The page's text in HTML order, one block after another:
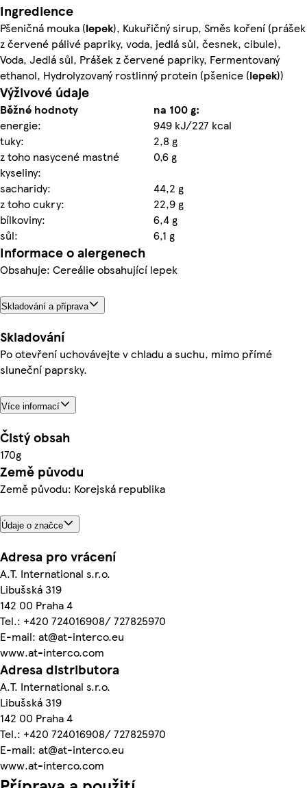
Ingredience
Pšeničná mouka (lepek), Kukuřičný sirup, Směs koření (prášek
z červené pálivé papriky, voda, jedlá sůl, česnek, cibule),
Voda, Jedlá sůl, Prášek z červené papriky, Fermentovaný
ethanol, Hydrolyzovaný rostlinný protein (pšenice (lepek))
Výživové údaje
Běžné hodnoty
na 100 g:
energie:
949 kJ/227 kcal
tuky:
2,8 g
z toho nasycené mastné
kyseliny:
0,6 g
sacharidy:
44,2 g
z toho cukry:
22,9 g
bílkoviny:
6,4 g
sůl:
6,1 g
Informace o alergenech
Obsahuje: Cereálie obsahující lepek
Skladování a příprava
Skladování
Po otevření uchovávejte v chladu a suchu, mimo přímé
sluneční paprsky.
Více informací
Čistý obsah
170g
Země původu
Země původu: Korejská republika
Údaje o značce
Adresa pro vrácení
A.T. International s.r.o.
Libušská 319
142 00 Praha 4
Tel.: +420 724016908/ 727825970
E-mail: at@at-interco.eu
www.at-interco.com
Adresa distributora
A.T. International s.r.o.
Libušská 319
142 00 Praha 4
Tel.: +420 724016908/ 727825970
E-mail: at@at-interco.eu
www.at-interco.com